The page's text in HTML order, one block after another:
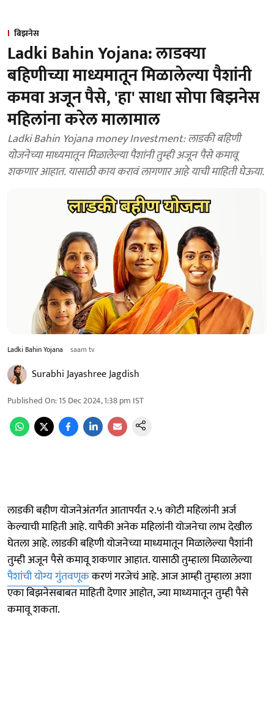
बिझनेस
Ladki Bahin Yojana: लाडक्या
बहिणीच्या माध्यमातून मिळालेल्या पैशांनी
कमवा अजून पैसे, 'हा' साधा सोपा बिझनेस
महिलांना करेल मालामाल
Ladki Bahin Yojana money Investment: लाडकी बहिणी
योजनेच्या माध्यमातून मिळालेल्या पैशांनी तुम्ही अजून पैसे कमावू
शकणार आहात. यासाठी काय करावं लागणार आहे याची माहिती घेऊया.
Ladki Bahin Yojana saam tv
Surabhi Jayashree Jagdish
Published On:15 Dec 2024, 1:38 pm IST
लाडकी बहीण योजनेअंतर्गत आतापर्यंत २.५ कोटी महिलांनी अर्ज
केल्याची माहिती आहे. यापैकी अनेक महिलांनी योजनेचा लाभ देखील
घेतला आहे. लाडकी बहिणी योजनेच्या माध्यमातून मिळालेल्या पैशांनी
तुम्ही अजून पैसे कमावू शकणार आहात. यासाठी तुम्हाला मिळालेल्या
पैशांची योग्य गुंतवणूककरणं गरजेचं आहे. आज आम्ही तुम्हाला अशा
एका बिझनेसबाबत माहिती देणार आहोत, ज्या माध्यमातून तुम्ही पैसे
कमावू शकता.